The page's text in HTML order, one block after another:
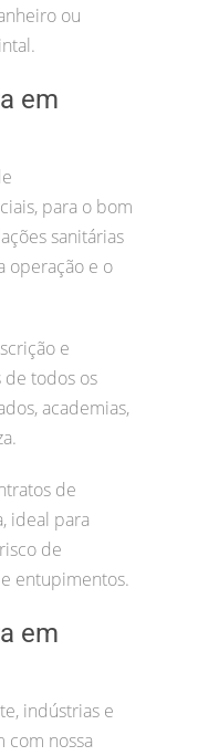
ou
em
para o bom
sanitárias
operação e o
e
de todos os
academias,
de
ideal para
de
entupimentos.
em
indústrias e
com nossa